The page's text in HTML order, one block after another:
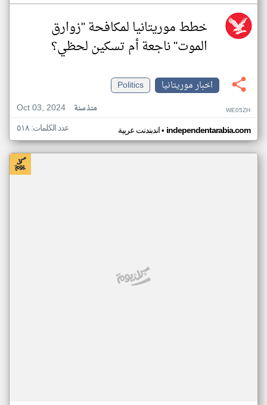
خطط موريتانيا لمكافحة "زوارق
الموت" ناجعة أم تسكين لحظي؟
اخبار موريتانيا
Politics
Oct 03, 2024
منذ سنة WE05ZH
اندبندنت عربية• independentarabia.com عدد الكلمات: ٥١٨